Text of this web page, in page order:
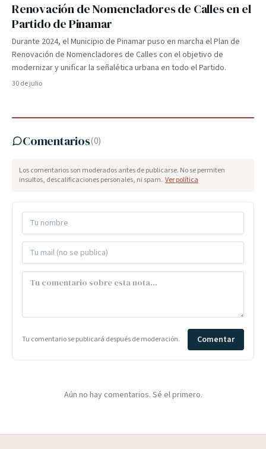
Renovación de Nomencladores de Calles en el
Partido de Pinamar
Durante 2024, el Municipio de Pinamar puso en marcha el Plan de
Renovación de Nomencladores de Calles con el objetivo de
modernizar y unificar la señalética urbana en todo el Partido.
30 de julio
Comentarios(0)
Los comentarios son moderados antes de publicarse. No se permiten
insultos, descalificaciones personales, ni spam. Ver política
Tu comentario se publicará después de moderación. Comentar
Aún no hay comentarios. Sé el primero.